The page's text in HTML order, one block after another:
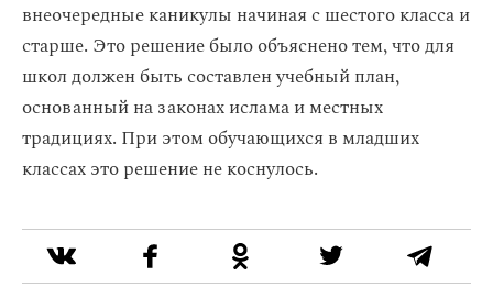
внеочередные каникулы начиная с шестого класса и
старше. Это решение было объяснено тем, что для
школ должен быть составлен учебный план,
основанный на законах ислама и местных
традициях. При этом обучающихся в младших
классах это решение не коснулось.